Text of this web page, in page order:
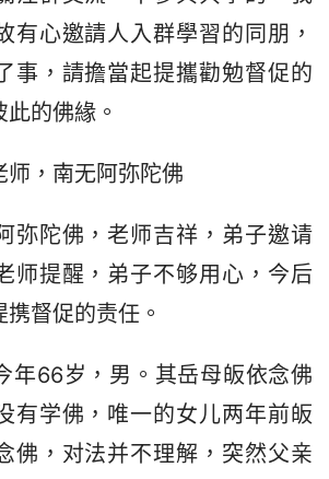
有心邀請人入群學習的同朋，
事，請擔當起提攜勸勉督促的
的佛緣。
师，南无阿弥陀佛
弥陀佛，老师吉祥，弟子邀请
师提醒，弟子不够用心，今后
督促的责任。
年66岁，男。其岳母皈依念佛
有学佛，唯一的女儿两年前皈
佛，对法并不理解，突然父亲